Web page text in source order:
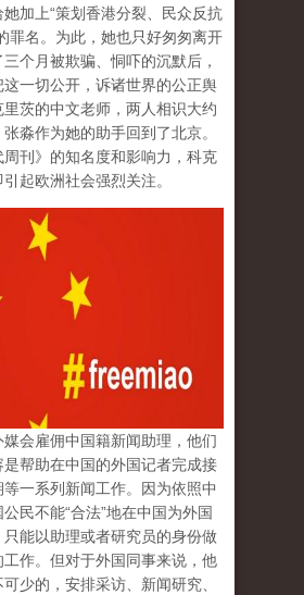
加上“策划香港分裂、民众反抗
罪名。为此，她也只好匆匆离开
个月被欺骗、恫吓的沉默后，
一切公开，诉诸世界的公正舆
茨的中文老师，两人相识大约
淼作为她的助手回到了北京。
刊》的知名度和影响力，科克
起欧洲社会强烈关注。
会雇佣中国籍新闻助理，他们
是帮助在中国的外国记者完成接
一系列新闻工作。因为依照中
民不能“合法”地在中国为外国
只能以助理或者研究员的身份做
作。但对于外国同事来说，他
少的，安排采访、新闻研究、